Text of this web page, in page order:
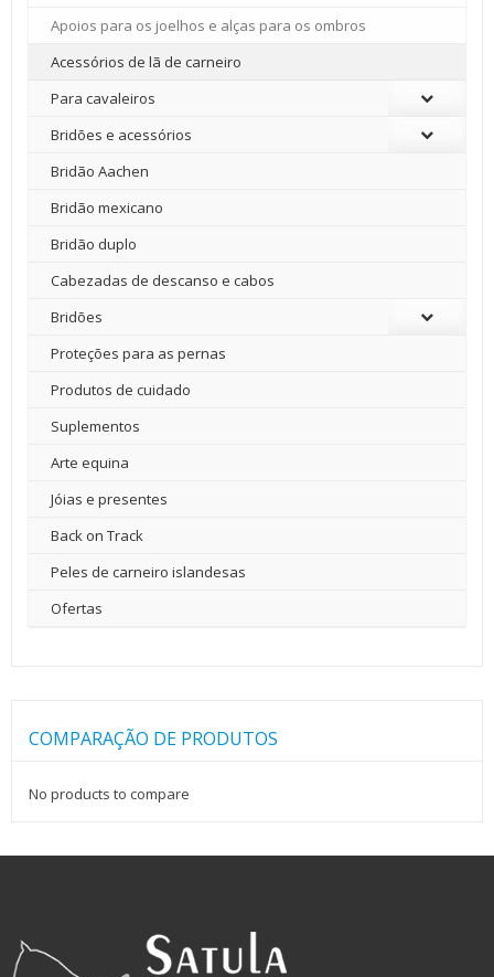
Apoios para os joelhos e alças para os ombros
Acessórios de lã de carneiro
Para cavaleiros
Bridões e acessórios
Bridão Aachen
Bridão mexicano
Bridão duplo
Cabezadas de descanso e cabos
Bridões
Proteções para as pernas
Produtos de cuidado
Suplementos
Arte equina
Jóias e presentes
Back on Track
Peles de carneiro islandesas
Ofertas
COMPARAÇÃO DE PRODUTOS
No products to compare